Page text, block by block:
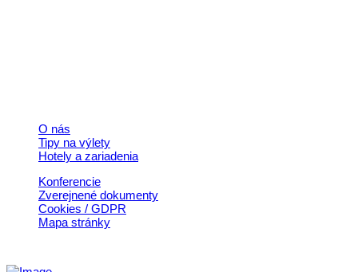
O nás
Tipy na výlety
Hotely a zariadenia
Konferencie
Zverejnené dokumenty
Cookies / GDPR
Mapa stránky